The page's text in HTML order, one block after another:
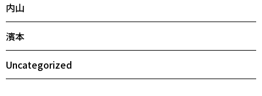
内山
濱本
Uncategorized